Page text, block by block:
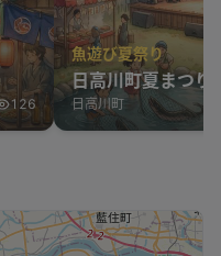
126
魚遊び夏祭り
日高川町夏まつ
日高川町